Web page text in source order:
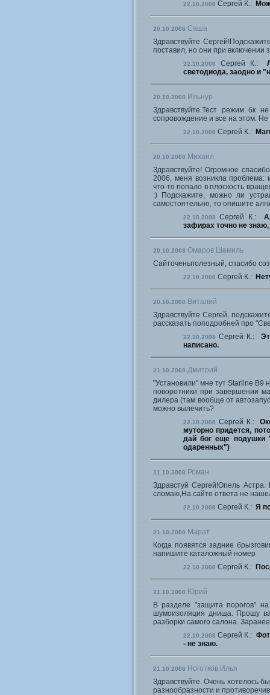
22.10.2008 Сергей К.:
20.10.2008 Саша
Здравствуйте
поставил, но они при включении
22.10.2008 Сергей К.:
светодиода, заодно и
20.10.2008 Ильнур
Здравствуйте.Тест режим бк
сопровождение и все на этом.
22.10.2008 Сергей К.:
20.10.2008 Михаил
Здравствуйте! Огромное
2006, меня возникла проблема:
что-то попало в плоскость
:) Подскажите, можно ли
самостоятельно, то опишите
22.10.2008 Сергей К.:
зафирах точно не
20.10.2008 Омаров Шамиль
Сайточеньполезный, спасибо
22.10.2008 Сергей К.:
20.10.2008 Виталий
Здравствуйте Сергей,
рассказать поподробней про
22.10.2008 Сергей К.:
написано.
21.10.2008 Дмитрий
"Установили" мне тут Starline B9
поворотники при завершении
дилера (там вообще от
можно вылечить?
22.10.2008 Сергей К.:
муторно придется,
дай бог еще подушки
одаренных")
21.10.2008 Роман
Здравстуй Сергей!Опель Астра.
сломаю,На сайте ответа не
22.10.2008 Сергей К.: Я
21.10.2008 Марат
Когда появятся задние
напишите каталожный номер
22.10.2008 Сергей К.:
21.10.2008 Юрий
В разделе "защита порогов"
шумоизоляция днища. Прошу
разборки самого салона.
22.10.2008 Сергей К.:
- не знаю.
21.10.2008 Ноготков Илья
Здравствуйте. Очень хотелось
разнообразности и